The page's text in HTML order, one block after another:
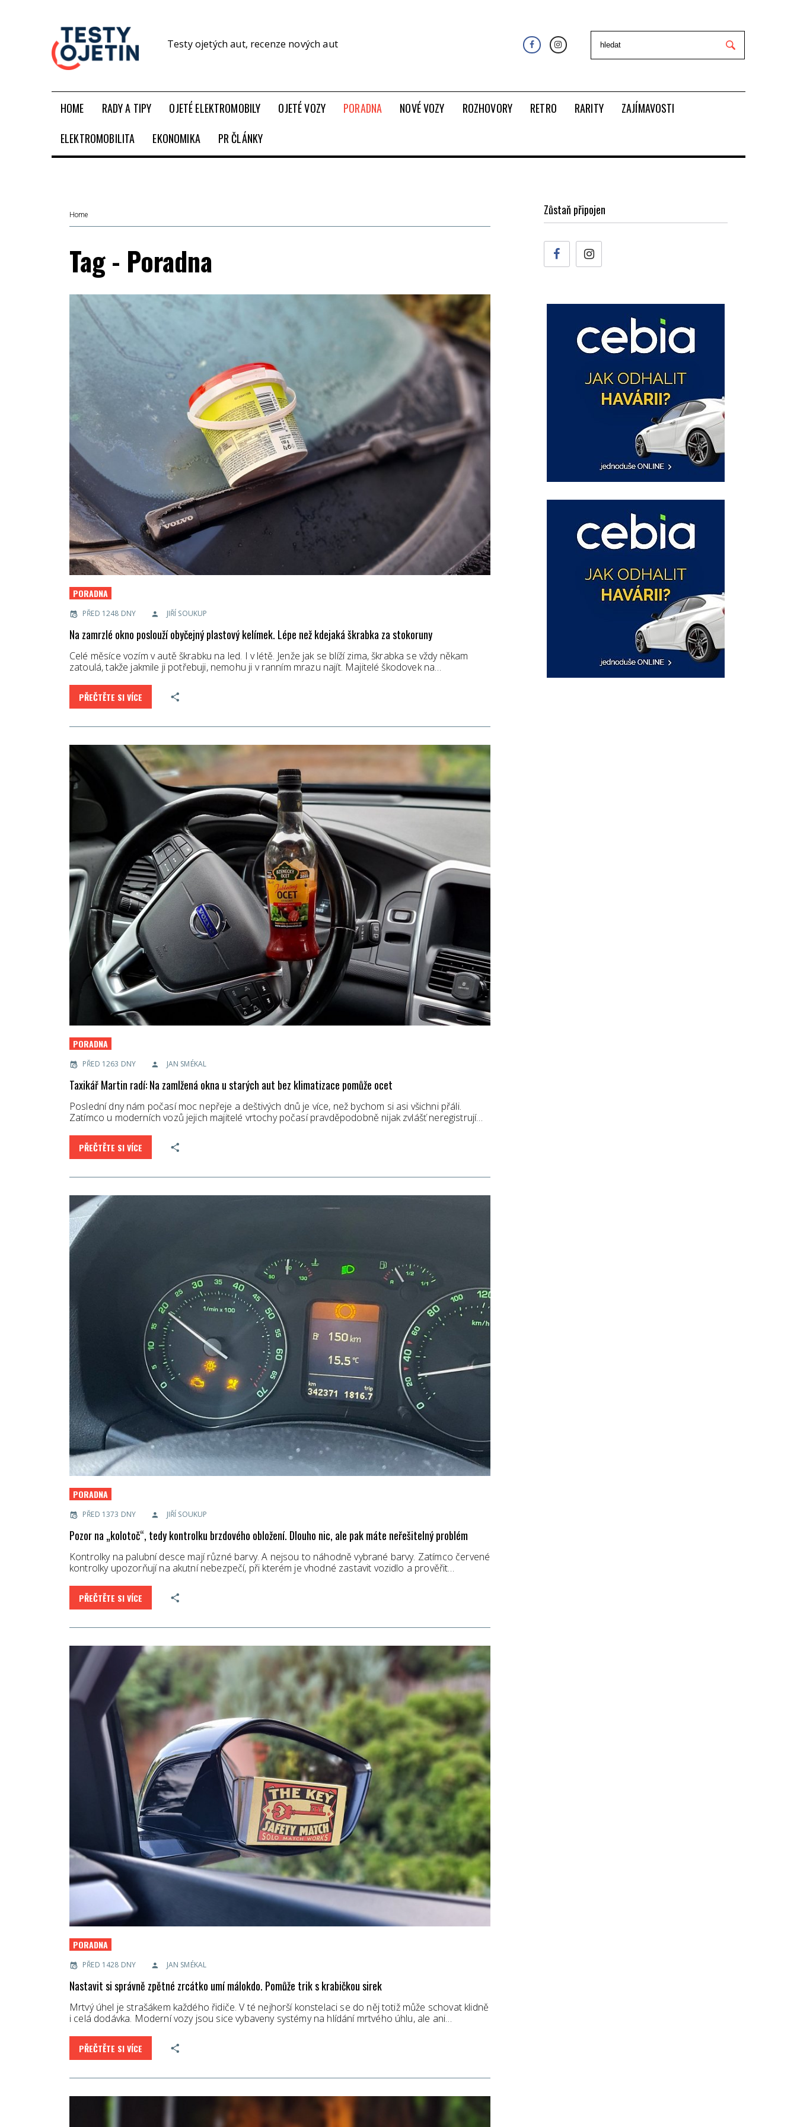
Testy ojetých aut, recenze nových aut
HOME RADY A TIPY OJETÉ ELEKTROMOBILY OJETÉ VOZY PORADNA NOVÉ VOZY ROZHOVORY RETRO RARITY
ZAJÍMAVOSTI
ELEKTROMOBILITA
EKONOMIKA PR ČLÁNKY
Home
Tag - Poradna
PORADNA
PŘED 1248 DNY JIŘÍ SOUKUP
Na zamrzlé okno poslouží obyčejný plastový kelímek. Lépe než kdejaká škrabka za stokoruny
Celé měsíce vozím v autě škrabku na led. I v létě. Jenže jak se blíží zima, škrabka se vždy někam
zatoulá, takže jakmile ji potřebuji, nemohu ji v ranním mrazu najít. Majitelé škodovek na…
PŘEČTĚTE SI VÍCE
PORADNA
PŘED 1263 DNY JAN SMÉKAL
Taxikář Martin radí: Na zamlžená okna u starých aut bez klimatizace pomůže ocet
Poslední dny nám počasí moc nepřeje a deštivých dnů je více, než bychom si asi všichni přáli.
Zatímco u moderních vozů jejich majitelé vrtochy počasí pravděpodobně nijak zvlášť neregistrují…
PŘEČTĚTE SI VÍCE
PORADNA
PŘED 1373 DNY JIŘÍ SOUKUP
Pozor na „kolotoč“, tedy kontrolku brzdového obložení. Dlouho nic, ale pak máte neřešitelný problém
Kontrolky na palubní desce mají různé barvy. A nejsou to náhodně vybrané barvy. Zatímco červené
kontrolky upozorňují na akutní nebezpečí, při kterém je vhodné zastavit vozidlo a prověřit…
PŘEČTĚTE SI VÍCE
PORADNA
PŘED 1428 DNY JAN SMÉKAL
Nastavit si správně zpětné zrcátko umí málokdo. Pomůže trik s krabičkou sirek
Mrtvý úhel je strašákem každého řidiče. V té nejhorší konstelaci se do něj totiž může schovat klidně
i celá dodávka. Moderní vozy jsou sice vybaveny systémy na hlídání mrtvého úhlu, ale ani…
PŘEČTĚTE SI VÍCE
Zůstaň připojen